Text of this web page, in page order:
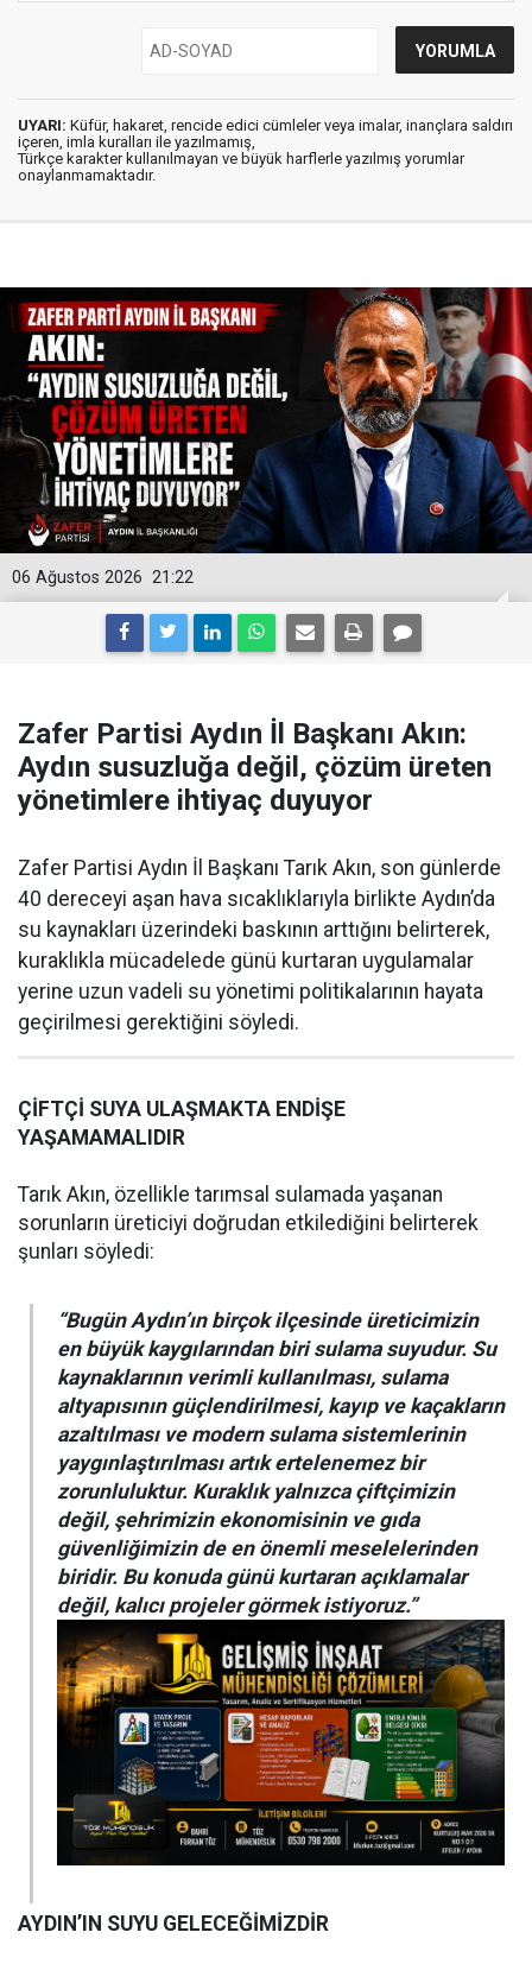
UYARI: Küfür, hakaret, rencide edici cümleler veya imalar, inançlara saldırı
içeren, imla kuralları ile yazılmamış,
Türkçe karakter kullanılmayan ve büyük harflerle yazılmış yorumlar
onaylanmamaktadır.
21:22
06 Ağustos 2026
Zafer Partisi Aydın İl Başkanı Akın:
Aydın susuzluğa değil, çözüm üreten
yönetimlere ihtiyaç duyuyor
Zafer Partisi Aydın İl Başkanı Tarık Akın, son günlerde
40 dereceyi aşan hava sıcaklıklarıyla birlikte Aydın’da
su kaynakları üzerindeki baskının arttığını belirterek,
kuraklıkla mücadelede günü kurtaran uygulamalar
yerine uzun vadeli su yönetimi politikalarının hayata
geçirilmesi gerektiğini söyledi.
ÇİFTÇİ SUYA ULAŞMAKTA ENDİŞE
YAŞAMAMALIDIR
Tarık Akın, özellikle tarımsal sulamada yaşanan
sorunların üreticiyi doğrudan etkilediğini belirterek
şunları söyledi:
“Bugün Aydın’ın birçok ilçesinde üreticimizin
en büyük kaygılarından biri sulama suyudur. Su
kaynaklarının verimli kullanılması, sulama
altyapısının güçlendirilmesi, kayıp ve kaçakların
azaltılması ve modern sulama sistemlerinin
yaygınlaştırılması artık ertelenemez bir
zorunluluktur. Kuraklık yalnızca çiftçimizin
değil, şehrimizin ekonomisinin ve gıda
güvenliğimizin de en önemli meselelerinden
biridir. Bu konuda günü kurtaran açıklamalar
değil, kalıcı projeler görmek istiyoruz.”
AYDIN’IN SUYU GELECEĞİMİZDİR